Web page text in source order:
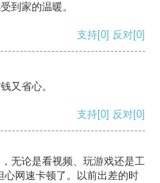
到家的温暖。
支持[0] 反对[0]
又省心。
支持[0] 反对[0]
无论是看视频、玩游戏还是工
网速卡顿了。以前出差的时